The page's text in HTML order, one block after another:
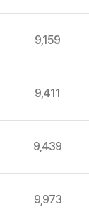
9,159
9,411
9,439
9,973